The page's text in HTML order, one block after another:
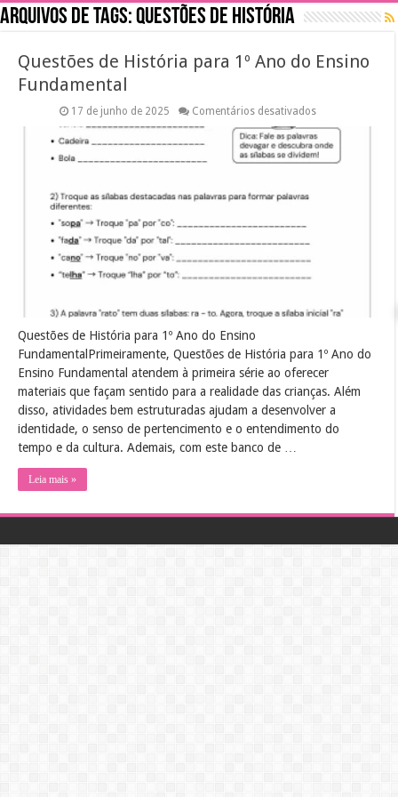
Arquivos de tags:Questões de História
Questões de História para 1º Ano do Ensino
Fundamental
17 de junho de 2025 Comentários desativadosem
de
História
para
Questões de História para 1º Ano do Ensino
FundamentalPrimeiramente, Questões de História para 1º Ano do
Ensino Fundamental atendem à primeira série ao oferecer
materiais que façam sentido para a realidade das crianças. Além
disso, atividades bem estruturadas ajudam a desenvolver a
identidade, o senso de pertencimento e o entendimento do
tempo e da cultura. Ademais, com este banco de …
Leia mais »